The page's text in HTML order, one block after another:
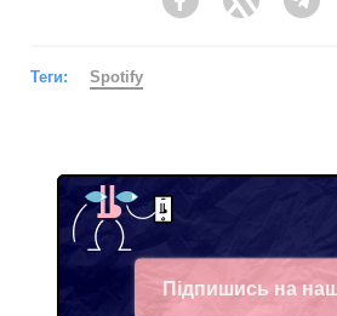
FacebookTwitter
Теги: Spotify
Підпишись на
Telegram